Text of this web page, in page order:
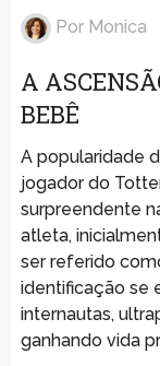
Por Monica
A
BEBÊ
A popularidade
jogador do
surpreendente
atleta,
ser referido
identificação se
internautas,
ganhando vida